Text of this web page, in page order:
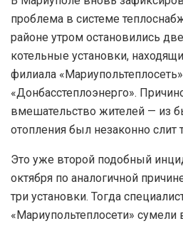
проблема в системе
районе утром остановились
котельные установки,
филиала
«Донбасстеплоэнерго».
вмешательство жителей — из
отопления был незаконно слит
Это уже второй подобный
октября по аналогичной
три установки. Тогда
«Мариупольтеплосети» сумели